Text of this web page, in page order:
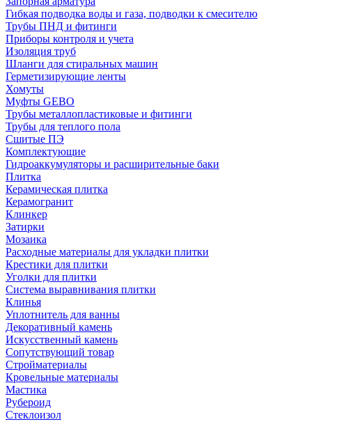
Гибкая подводка воды и газа, подводки к смесителю
Трубы ПНД и фитинги
Приборы контроля и учета
Изоляция труб
Шланги для стиральных машин
Герметизирующие ленты
Хомуты
Муфты GEBO
Трубы металлопластиковые и фитинги
Трубы для теплого пола
Сшитые ПЭ
Комплектующие
Гидроаккумуляторы и расширительные баки
Плитка
Керамическая плитка
Керамогранит
Клинкер
Затирки
Мозаика
Расходные материалы для укладки плитки
Крестики для плитки
Уголки для плитки
Система выравнивания плитки
Клинья
Уплотнитель для ванны
Декоративный камень
Искусственный камень
Сопутствующий товар
Стройматериалы
Кровельные материалы
Мастика
Рубероид
Стеклоизол